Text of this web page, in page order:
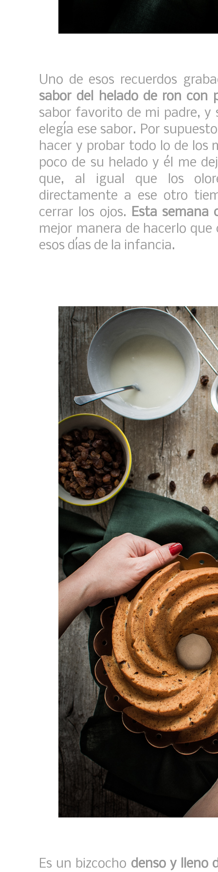
Uno de esos recuerdos
sabor del helado de ron con
sabor favorito de mi padre, y
elegía ese sabor. Por
hacer y probar todo lo de los
poco de su helado y él me
que, al igual que los
directamente a ese otro
cerrar los ojos. Esta semana
mejor manera de hacerlo
esos días de la infancia.
Es un bizcocho denso y lleno